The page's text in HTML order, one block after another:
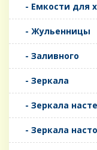
- Емкости для
- Жульенницы
- Заливного
- Зеркала
- Зеркала
- Зеркала